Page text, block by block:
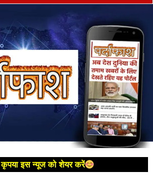
कृपया इस न्यूज को शेयर करें